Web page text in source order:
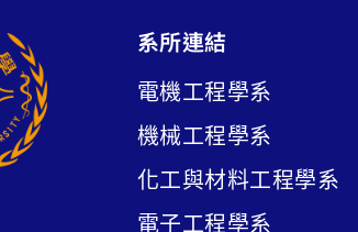
系所連結
電機工程學系
機械工程學系
化工與材料工程學系
電子工程學系